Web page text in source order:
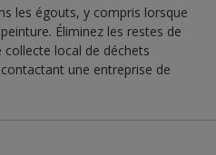
les égouts, y compris lorsque
Éliminez les restes de
local de déchets
une entreprise de